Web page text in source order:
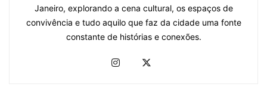
Janeiro, explorando a cena cultural, os espaços de
convivência e tudo aquilo que faz da cidade uma fonte
constante de histórias e conexões.